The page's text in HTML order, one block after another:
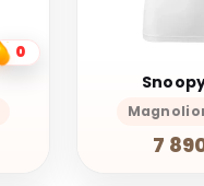
0
7